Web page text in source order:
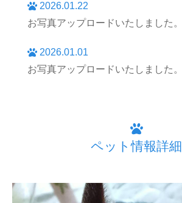
2026.01.22
お写真アップロードいたしました。
2026.01.01
お写真アップロードいたしました。
ペット情報詳細